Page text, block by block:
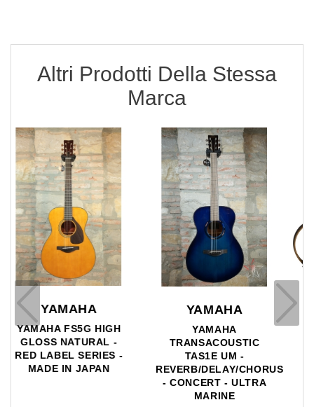
Altri Prodotti Della Stessa
Marca
YAMAHA
YAMAHA SILENT
ACOUSTIC SLG200S
NT - NATURAL
YAMAHA
YAMAHA RIGHTON
STARDUST STRAP -
GOLD